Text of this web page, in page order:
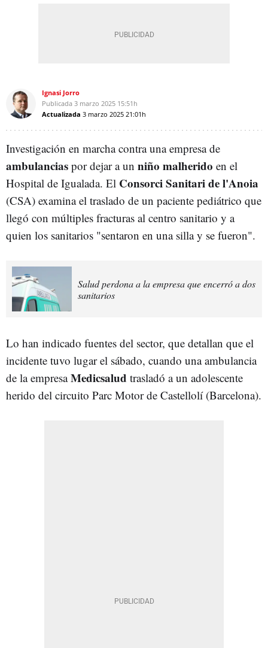
Ignasi Jorro
Publicada 3 marzo 2025 15:51h
Actualizada 3 marzo 2025 21:01h
Investigación en marcha contra una empresa de
ambulancias por dejar a un niño malherido en el
Hospital de Igualada. El Consorci Sanitari de l'Anoia
(CSA) examina el traslado de un paciente pediátrico que
llegó con múltiples fracturas al centro sanitario y a
quien los sanitarios "sentaron en una silla y se fueron".
Salud perdona a la empresa que encerró a dos
sanitarios
Lo han indicado fuentes del sector, que detallan que el
incidente tuvo lugar el sábado, cuando una ambulancia
de la empresaMedicsalud trasladó a un adolescente
herido del circuito Parc Motor de Castellolí (Barcelona).